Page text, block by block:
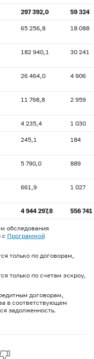
297 392,0 59 324
65 256,8 18 088
182 940,1 30 241
26 464,0 4 906
11 798,8 2 959
4 235,4 1 030
245,1 184
5 790,0 889
661,9 1 027
4 944 297,8 556 741
обследования
с Программой
только по договорам,
только по счетам эскроу,
договорам,
в соответствующем
задолженность.